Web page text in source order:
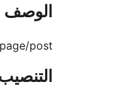
الوصف
post.